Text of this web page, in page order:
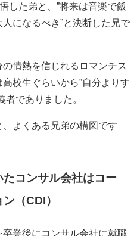
した弟と、”将来は音楽で飯
になるべき”と決断した兄で
情熱を信じれるロマンチス
校生ぐらいから”自分よりす
者でありました。
、よくある兄弟の構図です
コンサル会社はコー
（CDI）
業後にコンサル会社に就職